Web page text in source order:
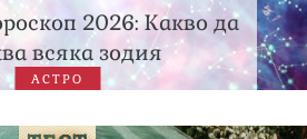
2026: Какво да
всяка зодия
АСТРО